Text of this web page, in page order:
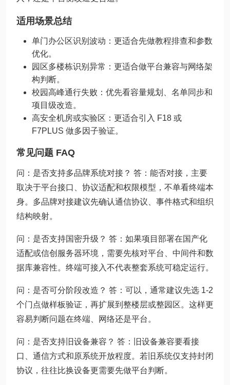
适用场景总结
单门办公区识别波动：更适合先做教程排查和参数
优化。
园区多楼栋识别异常：更适合做平台兼容与网络架
构判断。
校园高峰通行失败：优先看容量规划、名单同步和
项目级改造。
高安全机房或实验区：更适合引入 F18 或
F7PLUS 做多因子验证。
常见问题 FAQ
问：是否支持多品牌系统对接？ 答：能否对接，主要
取决于平台接口、协议适配和权限模型，不单看终端本
身。多品牌对接建议先确认通信协议、事件格式和组织
结构映射。
问：是否支持国密升级？ 答：如果项目部署在国产化
适配或信创服务器环境，需要先核对平台、中间件和数
据库兼容性。终端可接入不代表整套系统可稳定运行。
问：是否可分阶段改造？ 答：可以，通常建议先选 1-2
个门点做样板验证，再扩展到整楼层或整园区。这样更
容易判断问题在终端、网络还是平台。
问：是否支持旧设备兼容？ 答：旧设备兼容要看接
口、通信方式和原系统开放程度。若旧系统仅支持封闭
协议，往往比换设备更需要先做平台判断。